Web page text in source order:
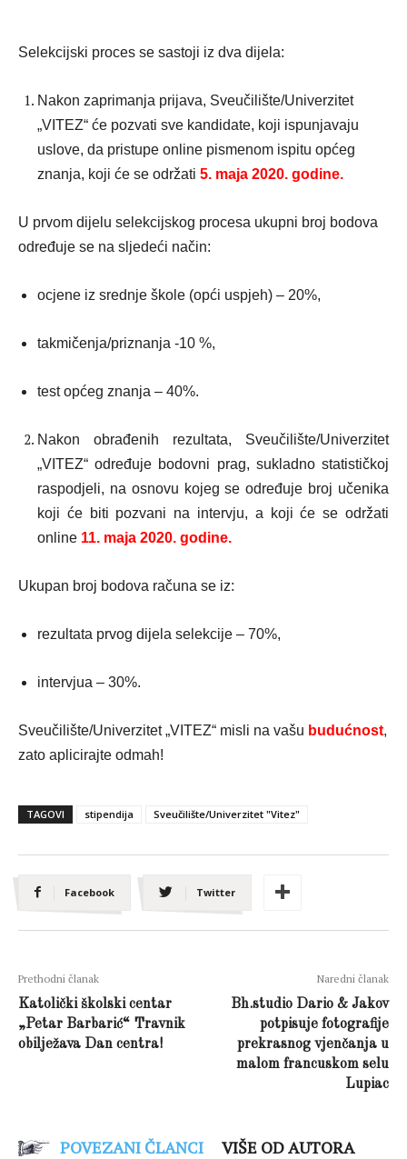
Selekcijski proces se sastoji iz dva dijela:
Nakon zaprimanja prijava, Sveučilište/Univerzitet
„VITEZ“ će pozvati sve kandidate, koji ispunjavaju
uslove, da pristupe online pismenom ispitu općeg
znanja, koji će se održati 5. maja 2020. godine.
U prvom dijelu selekcijskog procesa ukupni broj bodova
određuje se na sljedeći način:
ocjene iz srednje škole (opći uspjeh) – 20%,
takmičenja/priznanja -10 %,
test općeg znanja – 40%.
Nakon obrađenih rezultata, Sveučilište/Univerzitet
„VITEZ“ određuje bodovni prag, sukladno statističkoj
raspodjeli, na osnovu kojeg se određuje broj učenika
koji će biti pozvani na intervju, a koji će se održati
online 11. maja 2020. godine.
Ukupan broj bodova računa se iz:
rezultata prvog dijela selekcije – 70%,
intervjua – 30%.
Sveučilište/Univerzitet „VITEZ“ misli na vašu budućnost,
zato aplicirajte odmah!
TAGOVI stipendija Sveučilište/Univerzitet "Vitez"
Facebook Twitter
Prethodni članak
Katolički školski centar
„Petar Barbarić“ Travnik
obilježava Dan centra!
Naredni članak
Bh.studio Dario & Jakov
potpisuje fotografije
prekrasnog vjenčanja u
malom francuskom selu
Lupiac
POVEZANI ČLANCI VIŠE OD AUTORA